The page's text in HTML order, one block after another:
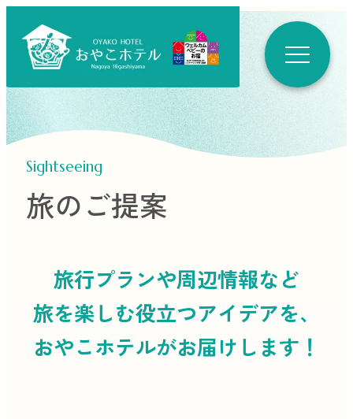
Sightseeing
旅のご提案
旅行プランや周辺情報など
旅を楽しむ役立つアイデアを、
おやこホテルがお届けします！